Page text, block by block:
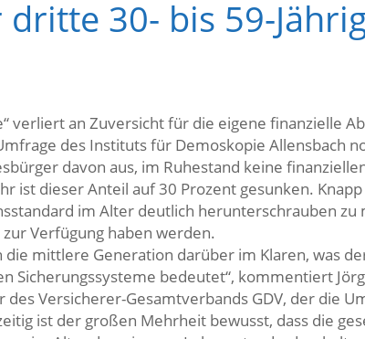
30- bis 59-
verliert an Zuversicht für die eigene finanzielle
des Instituts für Demoskopie Allensbach
davon aus, im Ruhestand keine
ist dieser Anteil auf 30 Prozent gesunken.
im Alter deutlich herunterschrauben zu
Verfügung haben werden.
die mittlere Generation darüber im Klaren, was
Sicherungssysteme bedeutet“, kommentiert
Versicherer-Gesamtverbands GDV, der die
ist der großen Mehrheit bewusst, dass die